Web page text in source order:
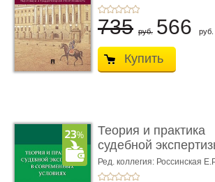
735 руб. 566 руб.
Купить
Теория и практика
судебной
совре� ...
Ред. коллегия: Россинская
Чернявская М.С.